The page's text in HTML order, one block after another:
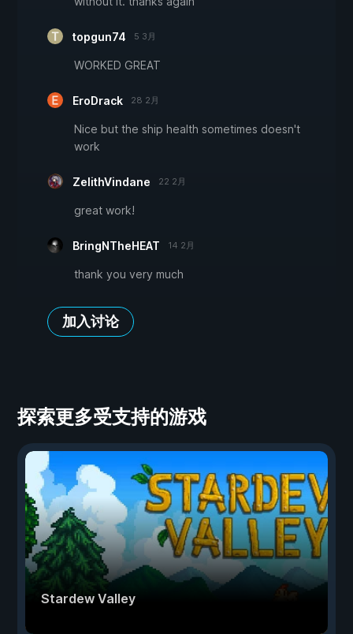
topgun74 5 3月
WORKED GREAT
EroDrack 28 2月
Nice but the ship health sometimes doesn't
work
ZelithVindane 22 2月
great work!
BringNTheHEAT 14 2月
thank you very much
加入讨论
探索更多受支持的游戏
Stardew Valley